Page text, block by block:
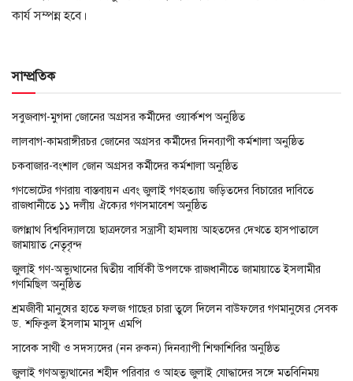
কার্য সম্পন্ন হবে।
সাম্প্রতিক
সবুজবাগ-মুগদা জোনের অগ্রসর কর্মীদের ওয়ার্কশপ অনুষ্ঠিত
লালবাগ-কামরাঙ্গীরচর জোনের অগ্রসর কর্মীদের দিনব্যাপী কর্মশালা অনুষ্ঠিত
চকবাজার-বংশাল জোন অগ্রসর কর্মীদের কর্মশালা অনুষ্ঠিত
গণভোটের গণরায় বাস্তবায়ন এবং জুলাই গণহত্যায় জড়িতদের বিচারের দাবিতে
রাজধানীতে ১১ দলীয় ঐক্যের গণসমাবেশ অনুষ্ঠিত
জগন্নাথ বিশ্ববিদ্যালয়ে ছাত্রদলের সন্ত্রাসী হামলায় আহতদের দেখতে হাসপাতালে
জামায়াত নেতৃবৃন্দ
জুলাই গণ-অভ্যুত্থানের দ্বিতীয় বার্ষিকী উপলক্ষে রাজধানীতে জামায়াতে ইসলামীর
গণমিছিল অনুষ্ঠিত
শ্রমজীবী মানুষের হাতে ফলজ গাছের চারা তুলে দিলেন বাউফলের গণমানুষের সেবক
ড. শফিকুল ইসলাম মাসুদ এমপি
সাবেক সাথী ও সদস্যদের (নন রুকন) দিনব্যাপী শিক্ষাশিবির অনুষ্ঠিত
জুলাই গণঅভ্যুত্থানের শহীদ পরিবার ও আহত জুলাই যোদ্ধাদের সঙ্গে মতবিনিময়